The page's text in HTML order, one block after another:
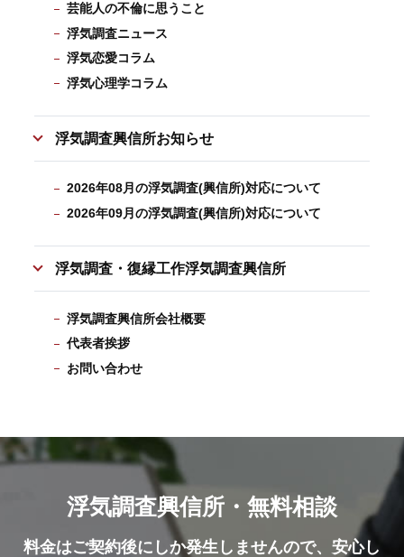
芸能人の不倫に思うこと
浮気調査ニュース
浮気恋愛コラム
浮気心理学コラム
浮気調査興信所お知らせ
2026年08月の浮気調査(興信所)対応について
2026年09月の浮気調査(興信所)対応について
浮気調査・復縁工作浮気調査興信所
浮気調査興信所会社概要
代表者挨拶
お問い合わせ
浮気調査興信所・無料相談
料金はご契約後にしか発生しませんので、安心し